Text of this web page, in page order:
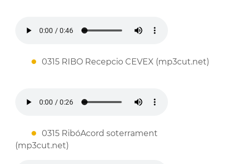
0315 RIBO Recepcio CEVEX (mp3cut.net)
0315 RibóAcord soterrament
(mp3cut.net)